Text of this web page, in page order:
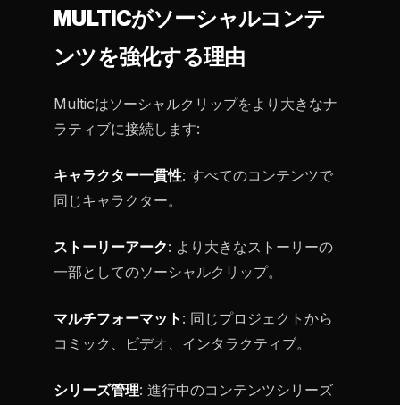
MULTICがソーシャルコンテ
ンツを強化する理由
Multicはソーシャルクリップをより大きなナ
ラティブに接続します:
キャラクター一貫性: すべてのコンテンツで
同じキャラクター。
ストーリーアーク: より大きなストーリーの
一部としてのソーシャルクリップ。
マルチフォーマット : 同じプロジェクトから
コミック、ビデオ、インタラクティブ。
シリーズ管理: 進行中のコンテンツシリーズ